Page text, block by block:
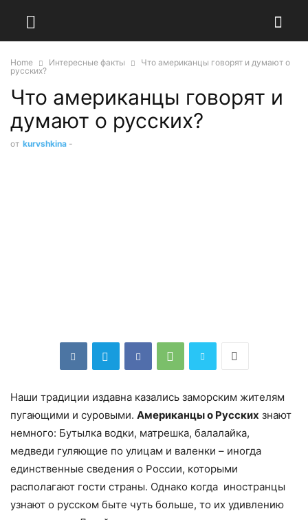
Home Интересные факты
Что американцы говорят и думают о
русских?
Что американцы говорят и
думают о русских?
от kuryshkina -
Наши традиции издавна казались заморским жителям
пугающими и суровыми. Американцы о Русских знают
немного: Бутылка водки, матрешка, балалайка,
медведи гуляющие по улицам и валенки – иногда
единственные сведения о России, которыми
располагают гости страны. Однако когда иностранцы
узнают о русском быте чуть больше, то их удивлению